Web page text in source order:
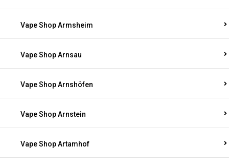
Vape Shop Armsheim
Vape Shop Arnsau
Vape Shop Arnshöfen
Vape Shop Arnstein
Vape Shop Artamhof